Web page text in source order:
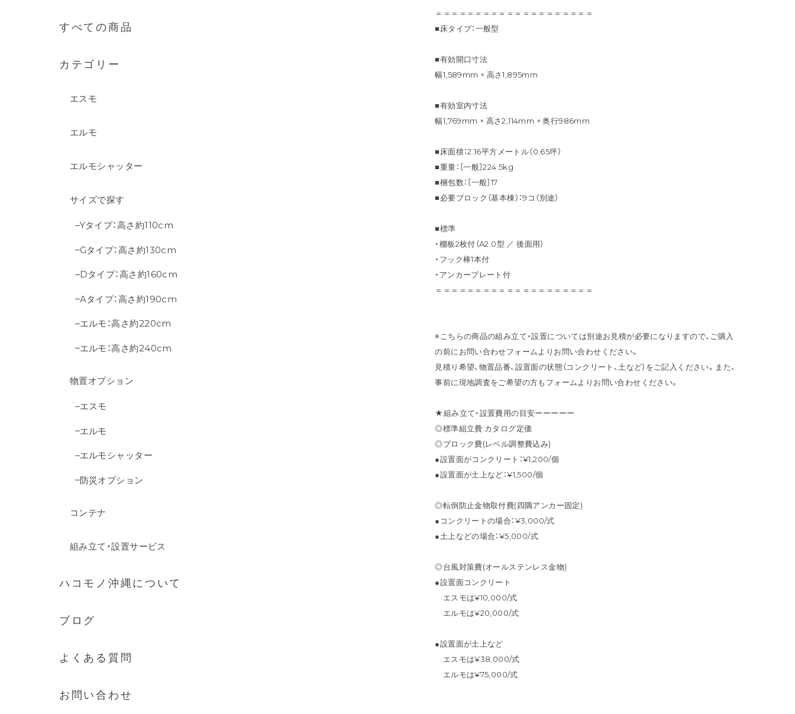
すべての商品
カテゴリー
エスモ
エルモ
エルモシャッター
サイズで探す
Yタイプ：高さ約110cm
Gタイプ：高さ約130cm
Dタイプ：高さ約160cm
Aタイプ：高さ約190cm
エルモ：高さ約220cm
エルモ：高さ約240cm
物置オプション
エスモ
エルモ
エルモシャッター
防災オプション
コンテナ
組み立て・設置サービス
ハコモノ沖縄について
ブログ
よくある質問
お問い合わせ
＝＝＝＝＝＝＝＝＝＝＝＝＝＝＝＝＝＝＝＝
■床タイプ：一般型
■有効開口寸法
幅1,589mm × 高さ1,895mm
■有効室内寸法
幅1,769mm × 高さ2,114mm × 奥行986mm
■床面積：2.16平方メートル（0.65坪）
■重量：［一般］224.5kg
■梱包数：［一般］17
■必要ブロック（基本棟）：9コ（別途）
■標準
・棚板2枚付（A2.0型 ／ 後面用）
・フック棒1本付
・アンカープレート付
＝＝＝＝＝＝＝＝＝＝＝＝＝＝＝＝＝＝＝＝
※こちらの商品の組み立て・設置については別途お見積が必要になりますので、ご購入
の前にお問い合わせフォームよりお問い合わせください。
見積り希望、物置品番、設置面の状態（コンクリート、土など）をご記入ください。また、
事前に現地調査をご希望の方もフォームよりお問い合わせください。
★組み立て・設置費用の目安ーーーーー
◎標準組立費:カタログ定価
◎ブロック費(レベル調整費込み)
●設置面がコンクリート：¥1,200/個
●設置面が土上など：¥1,500/個
◎転倒防止金物取付費(四隅アンカー固定)
●コンクリートの場合：¥3,000/式
●土上などの場合：¥5,000/式
◎台風対策費(オールステンレス金物)
●設置面コンクリート
エスモは¥10,000/式
エルモは¥20,000/式
●設置面が土上など
エスモは¥38,000/式
エルモは¥75,000/式